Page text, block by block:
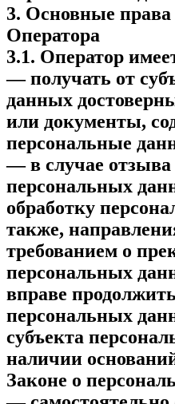
3. Основные права
Оператора
3.1. Оператор
— получать от
данных
или документы,
персональные
— в случае отзыва
персональных
обработку
также,
требованием о
персональных
вправе
персональных
субъекта
наличии
Законе о